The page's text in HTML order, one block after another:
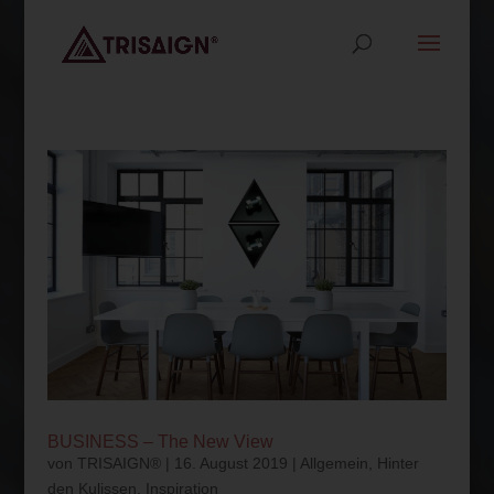
BUSINESS – The New View
von TRISAIGN® 16. August 2019 Allgemein
Hinter
den Kulissen
Inspiration